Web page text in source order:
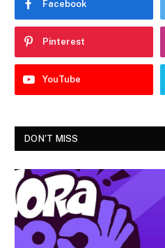
Facebook
Pinterest
YouTube
DON'T MISS